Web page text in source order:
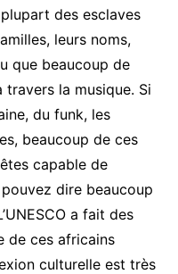
des esclaves
leurs noms,
que beaucoup de
la musique. Si
du funk, les
beaucoup de ces
capable de
dire beaucoup
a fait des
de ces africains
culturelle est très